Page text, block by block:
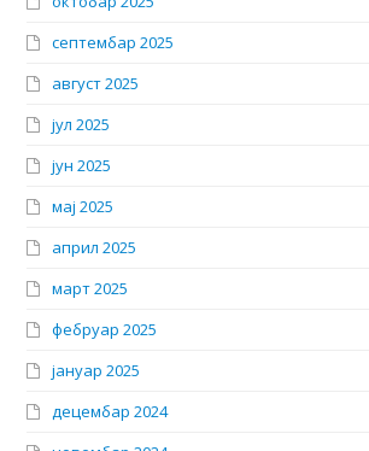
септембар 2025
август 2025
јул 2025
јун 2025
мај 2025
април 2025
март 2025
фебруар 2025
јануар 2025
децембар 2024